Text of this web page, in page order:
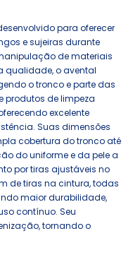
para oferecer
e sujeiras durante
de materiais
qualidade, o avental
o tronco e parte das
produtos de limpeza
excelente
Suas dimensões
cobertura do tronco até
do uniforme e da pele a
por tiras ajustáveis no
de tiras na cintura, todas
maior durabilidade,
contínuo. Seu
tornando o